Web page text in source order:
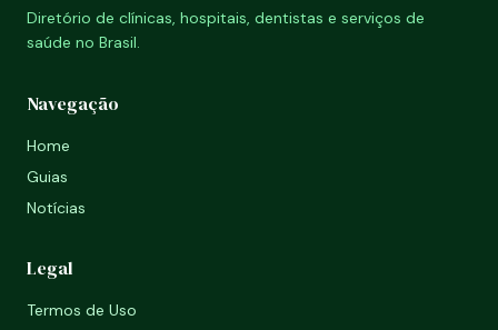
Diretório de clínicas, hospitais, dentistas e serviços de
saúde no Brasil.
Navegação
Home
Guias
Notícias
Legal
Termos de Uso